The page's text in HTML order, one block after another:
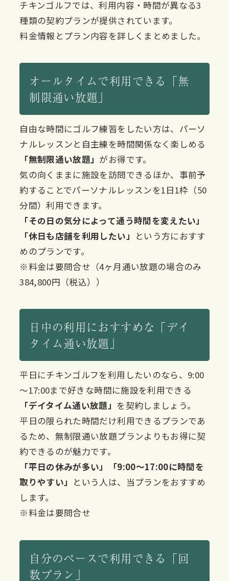
チキンゴルフでは、利用内容・時間が異なる3
種類の契約プランが提供されています。
料金情報とプラン内容を詳しくまとめました。
オールタイムで利用できる「無
制限通い放題」
自由な時間にゴルフ練習をしたい方は、パーソ
ナルレッスンと自主練を時間関係なく楽しめる
「無制限通い放題」 がお得です。
気の向くままに施設を訪問できるほか、事前予
約することでパーソナルレッスンを1日1枠（50
分間）利用できます。
「その日の気分によって通う時間を変えたい」
「休日も店舗を利用したい」 という方におすす
めのプランです。
※料金は要問合せ（4ヶ月通い放題の場合のみ
384,800円（税込））
日中の利用におすすめな「デイ
タイム通い放題」
平日にチキンゴルフを利用したいのなら、9:00
～17:00まで好きな時間に施設を利用できる
「デイタイム通い放題」 を契約しましょう。
平日の限られた時間だけ利用できるプランであ
るため、無制限通い放題プランよりもお得に契
約できるのが魅力です。
「平日の休みが多い」「9:00〜17:00に時間を
取りやすい」 という人は、当プランをおすすめ
します。
※料金は要問合せ
自分のペースで利用できる「回
数プラン」